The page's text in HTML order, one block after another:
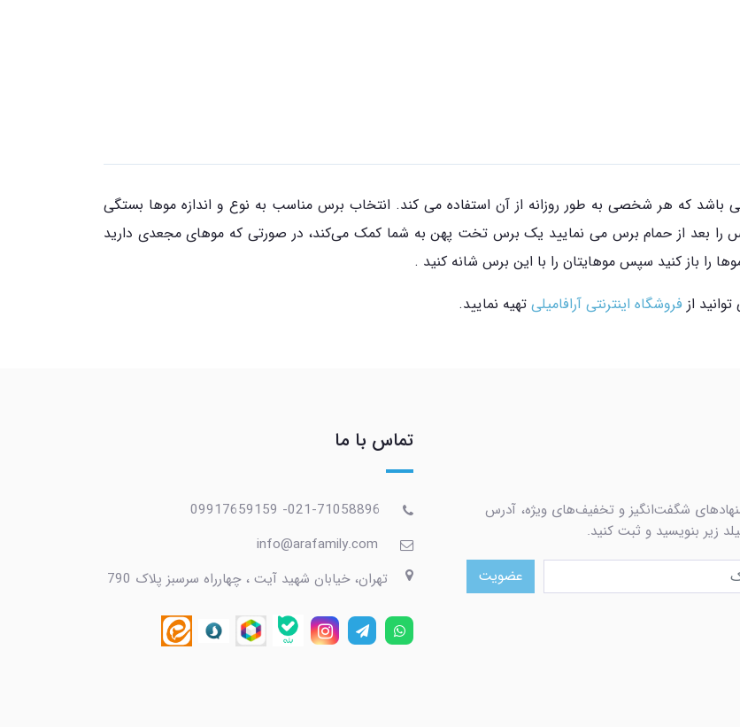
باشد که هر شخصی به طور روزانه از آن استفاده می کند. انتخاب برس مناسب به نوع و اندازه موها بستگی
را بعد از حمام برس می نمایید یک برس تخت پهن به شما کمک می‌کند، در صورتی که موهای مجعدی دارید
را باز کنید سپس موهایتان را با این برس شانه کنید .
از فروشگاه اینترنتی آرافامیلی تهیه نمایید.
شگفت‌انگیز و تخفیف‌های ویژه، آدرس
زیر بنویسید و ثبت کنید.
عضویت
تماس با ما
تهران، خیابان شهید آیت ، چهارراه سرسبز پلاک 790